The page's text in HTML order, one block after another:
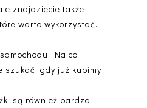
znajdziecie także
warto wykorzystać.
Na co
szukać, gdy już kupimy
są również bardzo